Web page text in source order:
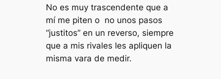
No es muy trascendente que a
mí me piten o no unos pasos
“justitos” en un reverso, siempre
que a mis rivales les apliquen la
misma vara de medir.